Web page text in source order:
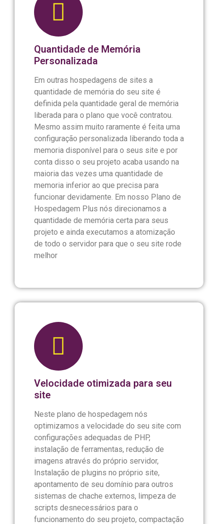
Quantidade de Memória
Personalizada
Em outras hospedagens de sites a
quantidade de memória do seu site é
definida pela quantidade geral de memória
liberada para o plano que você contratou.
Mesmo assim muito raramente é feita uma
configuração personalizada liberando toda a
memoria disponível para o seus site e por
conta disso o seu projeto acaba usando na
maioria das vezes uma quantidade de
memoria inferior ao que precisa para
funcionar devidamente. Em nosso Plano de
Hospedagem Plus nós direcionamos a
quantidade de memória certa para seus
projeto e ainda executamos a atomização
de todo o servidor para que o seu site rode
melhor
Velocidade otimizada para seu
site
Neste plano de hospedagem nós
optimizamos a velocidade do seu site com
configurações adequadas de PHP,
instalação de ferramentas, redução de
imagens através do próprio servidor,
Instalação de plugins no próprio site,
apontamento de seu domínio para outros
sistemas de chache externos, limpeza de
scripts desnecessários para o
funcionamento do seu projeto, compactação